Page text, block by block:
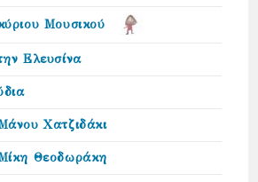
Μουσικού
Ελευσίνα
Χατζιδάκι
Θεοδωράκη